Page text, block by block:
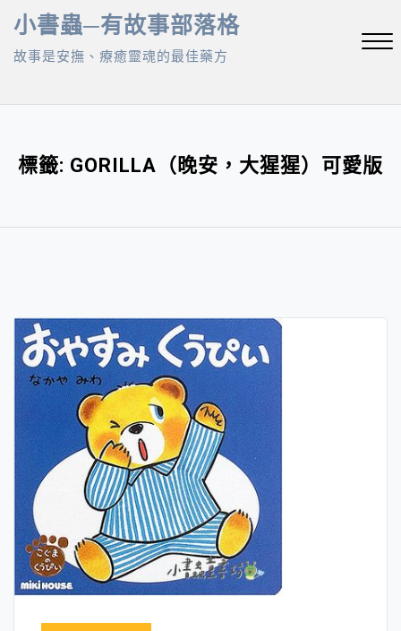
Skip
content
小書蟲─有故事部落格
故事是安撫、療癒靈魂的最佳藥方
標籤: GORILLA（晚安，大猩猩）可愛版